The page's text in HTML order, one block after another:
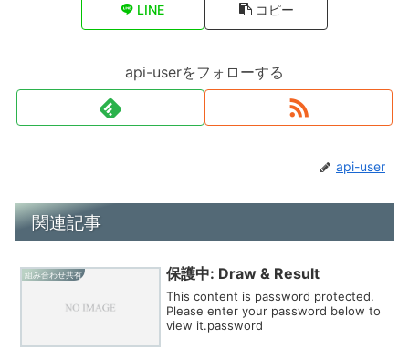
LINE コピー
api-userをフォローする
api-user
関連記事
組み合わせ共有 保護中: Draw & Result
This content is password protected.
Please enter your password below to
view it.password